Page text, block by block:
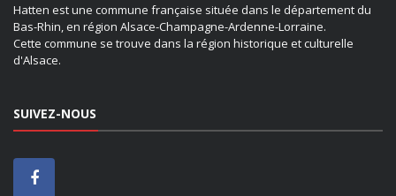
Hatten est une commune française située dans le département du
Bas-Rhin, en région Alsace-Champagne-Ardenne-Lorraine.
Cette commune se trouve dans la région historique et culturelle
d'Alsace.
SUIVEZ-NOUS